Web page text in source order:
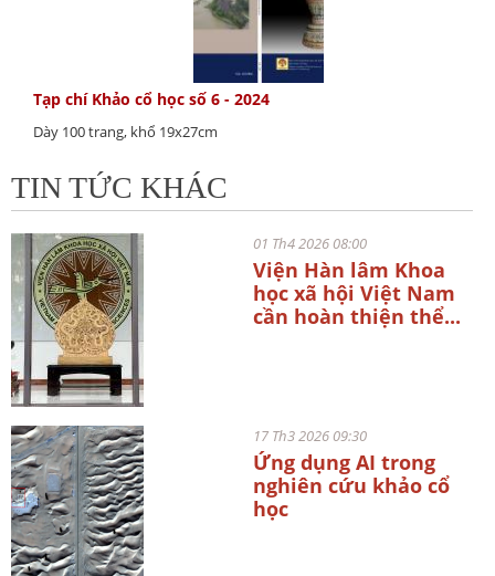
Tạp chí Khảo cổ học số 6 - 2024
Dày 100 trang, khổ 19x27cm
TIN TỨC KHÁC
01 Th4 2026 08:00
Viện Hàn lâm Khoa
học xã hội Việt Nam
cần hoàn thiện thể...
17 Th3 2026 09:30
Ứng dụng AI trong
nghiên cứu khảo cổ
học